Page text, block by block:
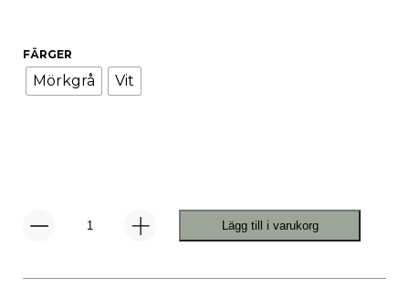
FÄRGER
Mörkgrå Vit
Bezzy
Lägg till i varukorg